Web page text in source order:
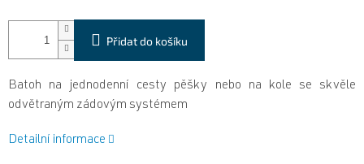
Přidat do košíku
Batoh na jednodenní cesty pěšky nebo na kole se skvěle
odvětraným zádovým systémem
Detailní informace